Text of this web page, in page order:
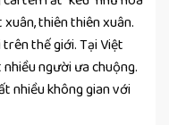
thiên thiên xuân.
thế giới. Tại Việt
người ưa chuộng.
nhiều không gian với